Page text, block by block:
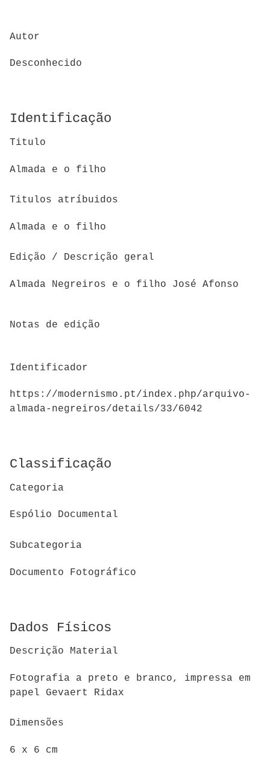
Autor
Desconhecido
Identificação
Titulo
Almada e o filho
Titulos atríbuidos
Almada e o filho
Edição / Descrição geral
Almada Negreiros e o filho José Afonso
Notas de edição
Identificador
https://modernismo.pt/index.php/arquivo-
almada-negreiros/details/33/6042
Classificação
Categoria
Espólio Documental
Subcategoria
Documento Fotográfico
Dados Físicos
Descrição Material
Fotografia a preto e branco, impressa em
papel Gevaert Ridax
Dimensões
6 x 6 cm